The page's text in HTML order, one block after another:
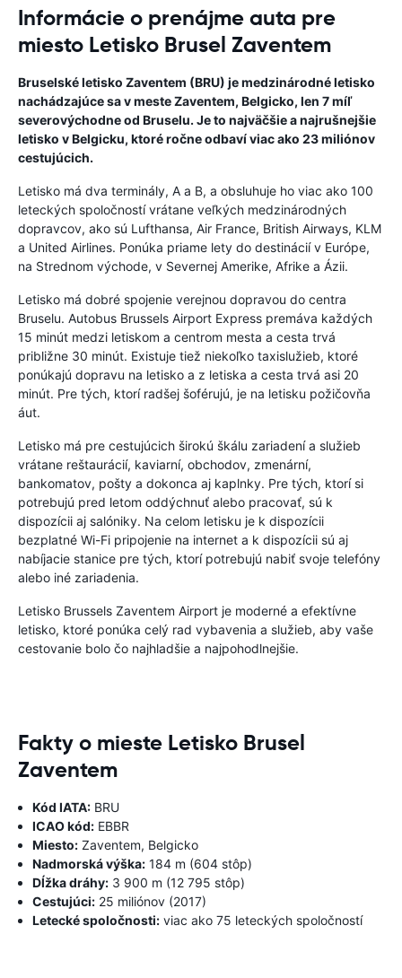
Informácie o prenájme auta pre
miesto Letisko Brusel Zaventem
Bruselské letisko Zaventem (BRU) je medzinárodné letisko
nachádzajúce sa v meste Zaventem, Belgicko, len 7 míľ
severovýchodne od Bruselu. Je to najväčšie a najrušnejšie
letisko v Belgicku, ktoré ročne odbaví viac ako 23 miliónov
cestujúcich.
Letisko má dva terminály, A a B, a obsluhuje ho viac ako 100
leteckých spoločností vrátane veľkých medzinárodných
dopravcov, ako sú Lufthansa, Air France, British Airways, KLM
a United Airlines. Ponúka priame lety do destinácií v Európe,
na Strednom východe, v Severnej Amerike, Afrike a Ázii.
Letisko má dobré spojenie verejnou dopravou do centra
Bruselu. Autobus Brussels Airport Express premáva každých
15 minút medzi letiskom a centrom mesta a cesta trvá
približne 30 minút. Existuje tiež niekoľko taxislužieb, ktoré
ponúkajú dopravu na letisko a z letiska a cesta trvá asi 20
minút. Pre tých, ktorí radšej šoférujú, je na letisku požičovňa
áut.
Letisko má pre cestujúcich širokú škálu zariadení a služieb
vrátane reštaurácií, kaviarní, obchodov, zmenární,
bankomatov, pošty a dokonca aj kaplnky. Pre tých, ktorí si
potrebujú pred letom oddýchnuť alebo pracovať, sú k
dispozícii aj salóniky. Na celom letisku je k dispozícii
bezplatné Wi-Fi pripojenie na internet a k dispozícii sú aj
nabíjacie stanice pre tých, ktorí potrebujú nabiť svoje telefóny
alebo iné zariadenia.
Letisko Brussels Zaventem Airport je moderné a efektívne
letisko, ktoré ponúka celý rad vybavenia a služieb, aby vaše
cestovanie bolo čo najhladšie a najpohodlnejšie.
Fakty o mieste Letisko Brusel
Zaventem
Kód IATA: BRU
ICAO kód: EBBR
Miesto: Zaventem, Belgicko
Nadmorská výška: 184 m (604 stôp)
Dĺžka dráhy: 3 900 m (12 795 stôp)
Cestujúci: 25 miliónov (2017)
Letecké spoločnosti: viac ako 75 leteckých spoločností